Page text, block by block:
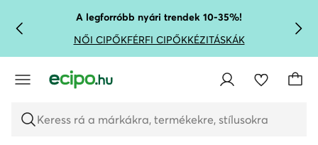
UGRÁS A FŐ TARTALOMRA
UGRÁS A KERESÉSHEZA legforróbb nyári trendek 10-35%!
NŐI CIPŐKFÉRFI CIPŐKKÉZITÁSKÁK
Keress rá a márkákra, termékekre, stílusokra